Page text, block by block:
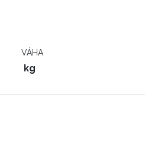
VÁHA
kg